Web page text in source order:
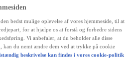
(116 hk) aut. gear Active -
bedst mulige oplevelse af vores hjemmeside, til at
for at hjælpe os at forstå og forbedre sidens
Vi anbefaler, at du beholder alle disse
kan du nemt ændre dem ved at trykke på cookie
beskrivelse kan findes i vores cookie-politik